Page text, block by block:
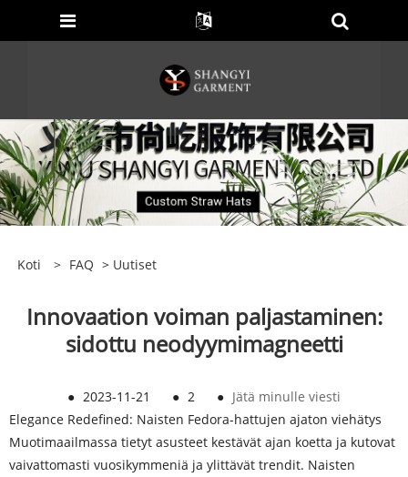
Koti > FAQ > Uutiset
Innovaation voiman paljastaminen:
sidottu neodyymimagneetti
● 2023-11-21 ● 2 ● Jätä minulle viesti
Elegance Redefined: Naisten Fedora-hattujen ajaton viehätys
Muotimaailmassa tietyt asusteet kestävät ajan koetta ja kutovat
vaivattomasti vuosikymmeniä ja ylittävät trendit. Naisten